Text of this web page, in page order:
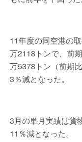
11年度の同空港の
万2118トンで、前
万5378トン（前期
3％減となった。
3月の単月実績は貨
11％減となった。